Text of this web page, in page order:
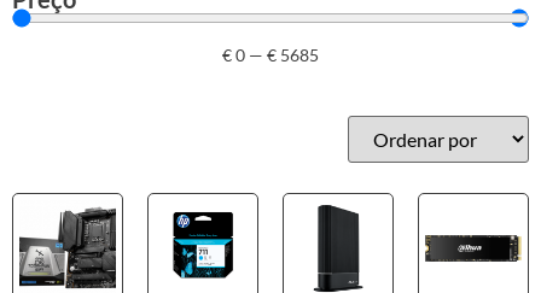
HP
Outros acessórios de informática
€0 — € 5685